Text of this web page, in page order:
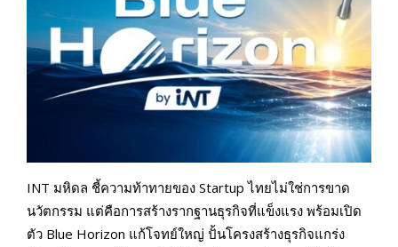
INT มหิดล ชี้ความท้าทายของ Startup ไทยไม่ใช่การขาด
นวัตกรรม แต่คือการสร้างรากฐานธุรกิจที่แข็งแรง พร้อมเปิด
ตัว Blue Horizon แก้โจทย์ใหญ่ ปั้นโครงสร้างธุรกิจแกร่ง